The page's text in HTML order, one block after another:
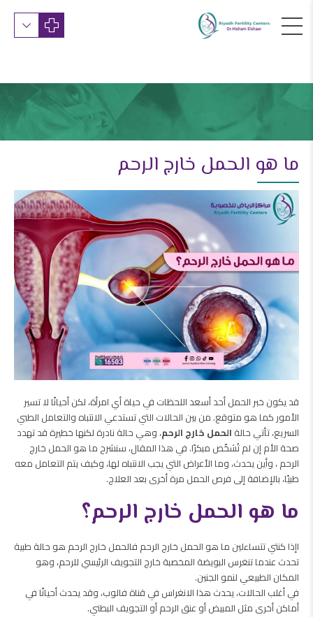
ما هو الحمل خارج الرحم
قد يكون خبر الحمل أحد أسعد اللحظات في حياة أي امرأة، لكن أحيانًا لا تسير
الأمور كما هو متوقع. من بين الحالات التي تستدعي الانتباه والتعامل الطبي
السريع، تأتي حالة الحمل خارج الرحم، وهي حالة نادرة لكنها خطيرة قد تهدد
صحة الأم إن لم تُشخّص مبكرًا. في هذا المقال، سنشرح ما هو الحمل خارج
الرحم ، وأين يحدث، وما الأعراض التي يجب الانتباه لها، وكيف يتم التعامل معه
طبيًا، بالإضافة إلى فرص الحمل مرة أخرى بعد العلاج.
ما هو الحمل خارج الرحم؟
اإذا كنتي تتساءلين ما هو الحمل خارج الرحم فالحمل خارج الرحم هو حالة طبية
تحدث عندما تنغرس البويضة المخصبة خارج التجويف الرئيسي للرحم، وهو
المكان الطبيعي لنمو الجنين.
في أغلب الحالات، يحدث هذا الانغراس في قناة فالوب، وقد يحدث أحيانًا في
أماكن أخرى مثل المبيض أو عنق الرحم أو التجويف البطني.